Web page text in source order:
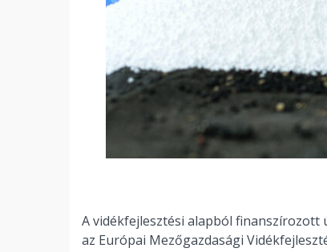
A vidékfejlesztési alapból
az Európai Mezőgazdasági